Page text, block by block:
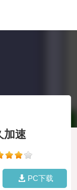
加速
PC下载